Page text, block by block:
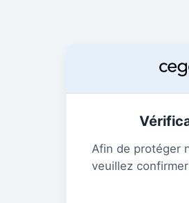
Afin de protéger
veuillez